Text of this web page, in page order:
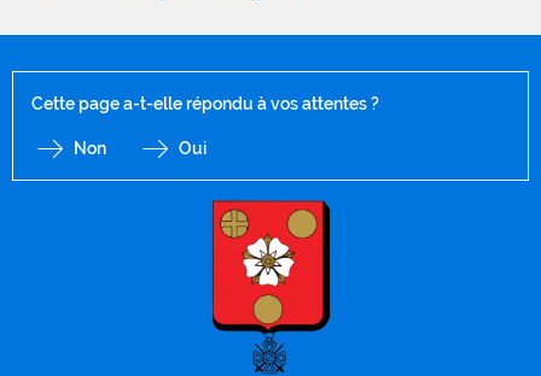
Cette page a-t-elle répondu à vos attentes ?
Non Oui